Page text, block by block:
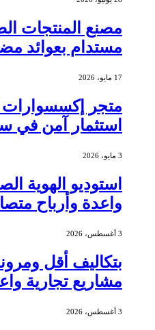
مصنع المنتجات
مستدام بعوائد
17 مايو، 2026
متجر إكسسوارات
استثمار آمن في
3 مايو، 2026
استوديو الهوية
واعدة وأرباح
3 أغسطس، 2026
مشاريع تجارية
3 أغسطس، 2026